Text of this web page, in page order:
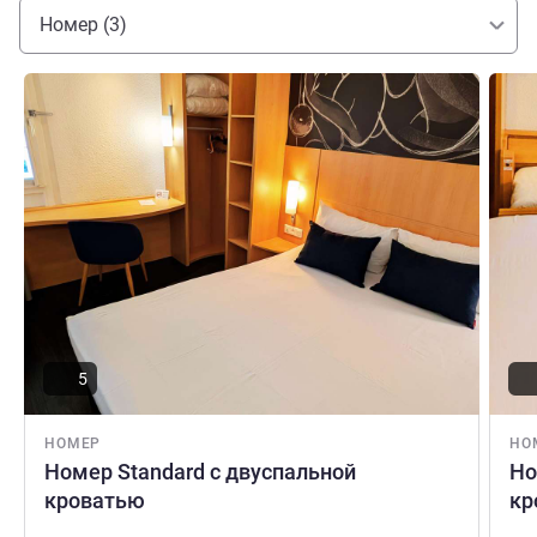
трудоустройству и взаимодействию с населением. До
встречи!»
Franck Colomb Управление отелем
Номер (3)
НОМЕР
Номер Standard с двуспальной
кроватью
Подробная информация
5